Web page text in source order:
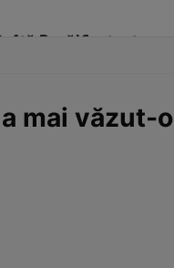
Bună!Contact
mai văzut-o